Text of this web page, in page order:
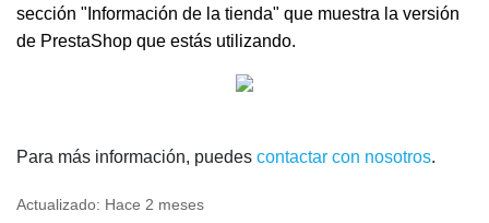
sección "Información de la tienda" que muestra la versión
de PrestaShop que estás utilizando.
Para más información, puedes contactar con nosotros.
Actualizado: Hace 2 meses